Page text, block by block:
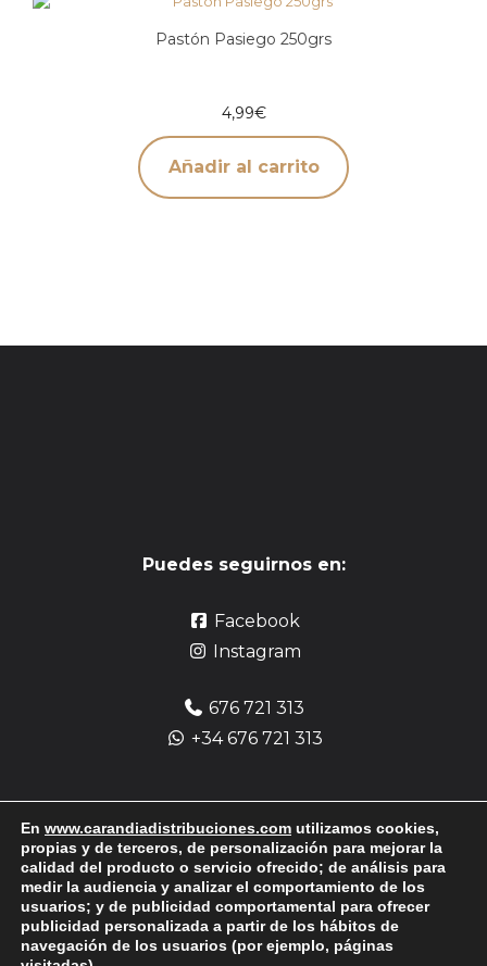
Pastón Pasiego 250grs
4,99€
Añadir al carrito
Puedes seguirnos en:
Facebook
Instagram
676 721 313
+34 676 721 313
Pago seguro:
En www.carandiadistribuciones.com utilizamos cookies,
propias y de terceros, de personalización para mejorar la
calidad del producto o servicio ofrecido; de análisis para
medir la audiencia y analizar el comportamiento de los
usuarios; y de publicidad comportamental para ofrecer
publicidad personalizada a partir de los hábitos de
navegación de los usuarios (por ejemplo, páginas